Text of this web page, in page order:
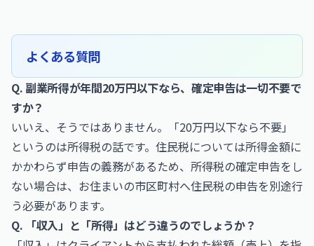
よくある質問
Q. 副業所得が年間20万円以下なら、確定申告は一切不要で
すか？
いいえ、そうではありません。「20万円以下なら不要」
というのは所得税の話です。住民税については所得金額に
かかわらず申告の義務があるため、所得税の確定申告をし
ない場合は、お住まいの市区町村へ住民税の申告を別途行
う必要があります。
Q. 「収入」と「所得」はどう違うのでしょうか？